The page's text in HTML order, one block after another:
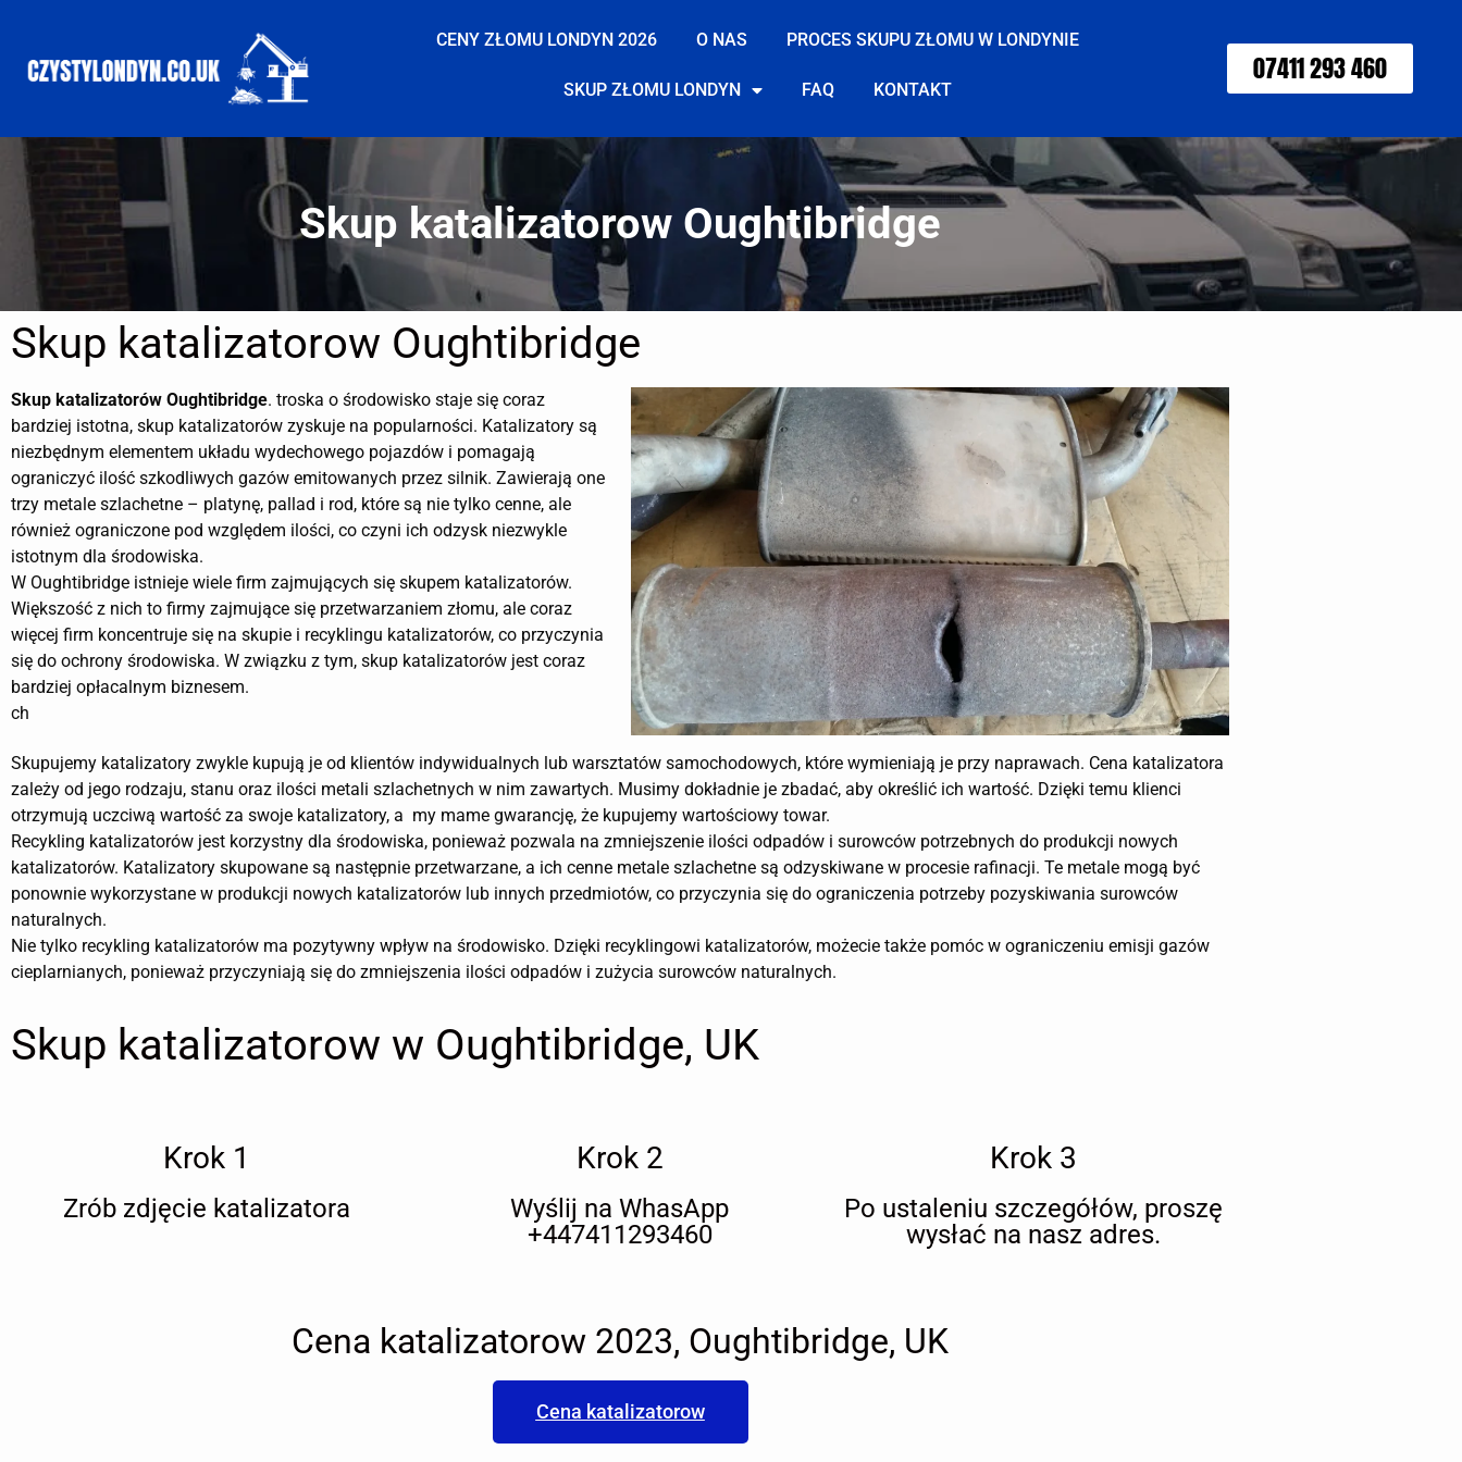
CENY ZŁOMU LONDYN 2026 O NAS PROCES SKUPU ZŁOMU W LONDYNIE
SKUP ZŁOMU LONDYN FAQ KONTAKT
07411 293 460
Skup katalizatorow Oughtibridge
Skup katalizatorow Oughtibridge
Skup katalizatorów Oughtibridge. troska o środowisko staje się coraz
bardziej istotna, skup katalizatorów zyskuje na popularności. Katalizatory są
niezbędnym elementem układu wydechowego pojazdów i pomagają
ograniczyć ilość szkodliwych gazów emitowanych przez silnik. Zawierają one
trzy metale szlachetne – platynę, pallad i rod, które są nie tylko cenne, ale
również ograniczone pod względem ilości, co czyni ich odzysk niezwykle
istotnym dla środowiska.
W Oughtibridge istnieje wiele firm zajmujących się skupem katalizatorów.
Większość z nich to firmy zajmujące się przetwarzaniem złomu, ale coraz
więcej firm koncentruje się na skupie i recyklingu katalizatorów, co przyczynia
się do ochrony środowiska. W związku z tym, skup katalizatorów jest coraz
bardziej opłacalnym biznesem.
ch
Skupujemy katalizatory zwykle kupują je od klientów indywidualnych lub warsztatów samochodowych, które wymieniają je przy naprawach. Cena katalizatora
zależy od jego rodzaju, stanu oraz ilości metali szlachetnych w nim zawartych. Musimy dokładnie je zbadać, aby określić ich wartość. Dzięki temu klienci
otrzymują uczciwą wartość za swoje katalizatory, a my mame gwarancję, że kupujemy wartościowy towar.
Recykling katalizatorów jest korzystny dla środowiska, ponieważ pozwala na zmniejszenie ilości odpadów i surowców potrzebnych do produkcji nowych
katalizatorów. Katalizatory skupowane są następnie przetwarzane, a ich cenne metale szlachetne są odzyskiwane w procesie rafinacji. Te metale mogą być
ponownie wykorzystane w produkcji nowych katalizatorów lub innych przedmiotów, co przyczynia się do ograniczenia potrzeby pozyskiwania surowców
naturalnych.
Nie tylko recykling katalizatorów ma pozytywny wpływ na środowisko. Dzięki recyklingowi katalizatorów, możecie także pomóc w ograniczeniu emisji gazów
cieplarnianych, ponieważ przyczyniają się do zmniejszenia ilości odpadów i zużycia surowców naturalnych.
Skup katalizatorow w Oughtibridge, UK
Krok 1
Zrób zdjęcie katalizatora
Krok 2
Wyślij na WhasApp
+447411293460
Krok 3
Po ustaleniu szczegółów, proszę
wysłać na nasz adres.
Cena katalizatorow 2023, Oughtibridge, UK
Cena katalizatorow